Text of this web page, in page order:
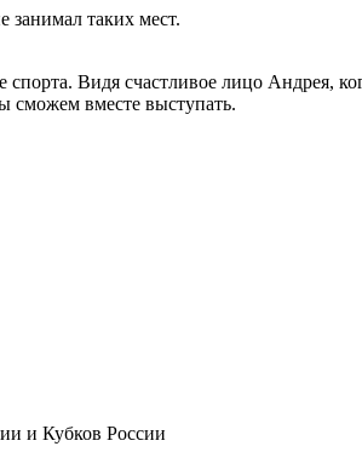
занимал таких мест.
Видя счастливое лицо Андрея,
сможем вместе выступать.
и Кубков России